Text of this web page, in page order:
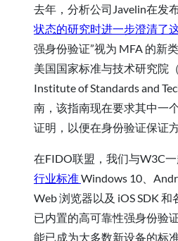
去年，分析公司Javelin在发
状态的研究时进一步澄清了
强身份验证”视为 MFA 的新
美国国家标准与技术研究院
Institute of Standards and
南，该指南现在要求其中一
证明，以便在身份验证保证
在FIDO联盟，我们与W3C
行业标准Windows 10、
Web 浏览器以及 iOS SDK
已内置的高可靠性强身份验
能已成为大多数新设备的标